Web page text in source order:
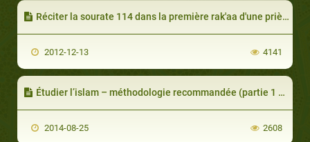
Réciter la sourate 114 dans la première rak'aa d'une prière
2012-12-13 4141
Étudier l’islam – méthodologie recommandée (partie 1 de 4) : À la recherche de preuves? Il faut commencer par la logique
2014-08-25 2608